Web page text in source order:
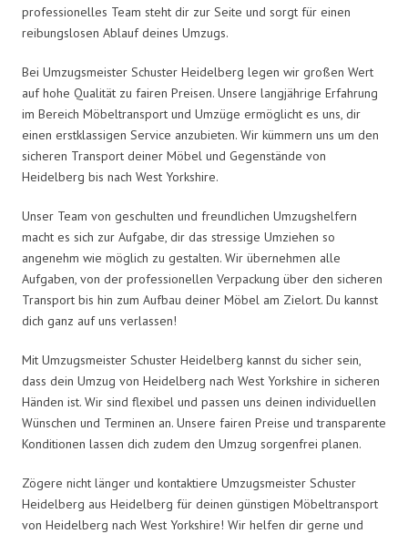
professionelles Team steht dir zur Seite und sorgt für einen
reibungslosen Ablauf deines Umzugs.
Bei Umzugsmeister Schuster Heidelberg legen wir großen Wert
auf hohe Qualität zu fairen Preisen. Unsere langjährige Erfahrung
im Bereich Möbeltransport und Umzüge ermöglicht es uns, dir
einen erstklassigen Service anzubieten. Wir kümmern uns um den
sicheren Transport deiner Möbel und Gegenstände von
Heidelberg bis nach West Yorkshire.
Unser Team von geschulten und freundlichen Umzugshelfern
macht es sich zur Aufgabe, dir das stressige Umziehen so
angenehm wie möglich zu gestalten. Wir übernehmen alle
Aufgaben, von der professionellen Verpackung über den sicheren
Transport bis hin zum Aufbau deiner Möbel am Zielort. Du kannst
dich ganz auf uns verlassen!
Mit Umzugsmeister Schuster Heidelberg kannst du sicher sein,
dass dein Umzug von Heidelberg nach West Yorkshire in sicheren
Händen ist. Wir sind flexibel und passen uns deinen individuellen
Wünschen und Terminen an. Unsere fairen Preise und transparente
Konditionen lassen dich zudem den Umzug sorgenfrei planen.
Zögere nicht länger und kontaktiere Umzugsmeister Schuster
Heidelberg aus Heidelberg für deinen günstigen Möbeltransport
von Heidelberg nach West Yorkshire! Wir helfen dir gerne und